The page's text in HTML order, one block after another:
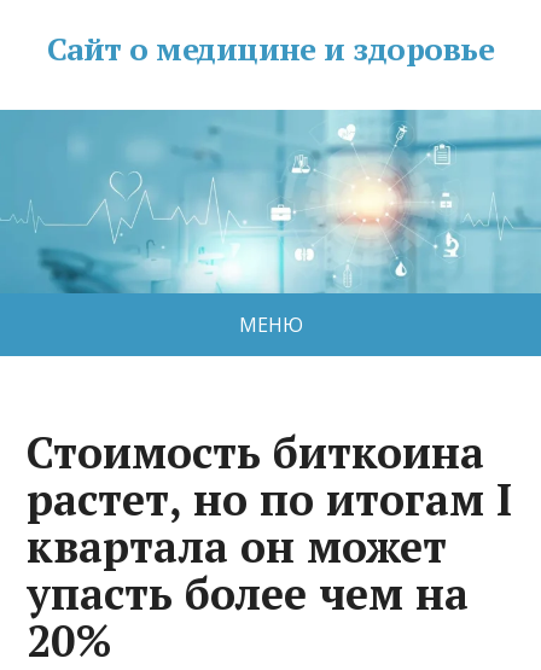
Сайт о медицине и здоровье
МЕНЮ
Стоимость биткоина
растет, но по итогам I
квартала он может
упасть более чем на
20%